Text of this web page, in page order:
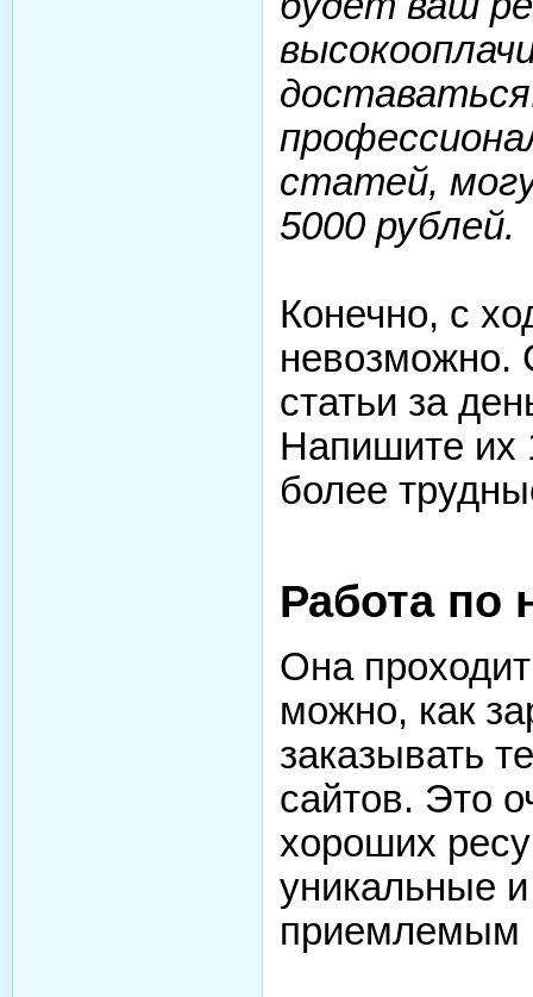
статей,
5000 рублей.
Конечно, с
невозможно.
статьи за
Напишите их
более
Работа по
Она
можно, как
заказывать
сайтов. Это
хороших
уникальные
приемлемым